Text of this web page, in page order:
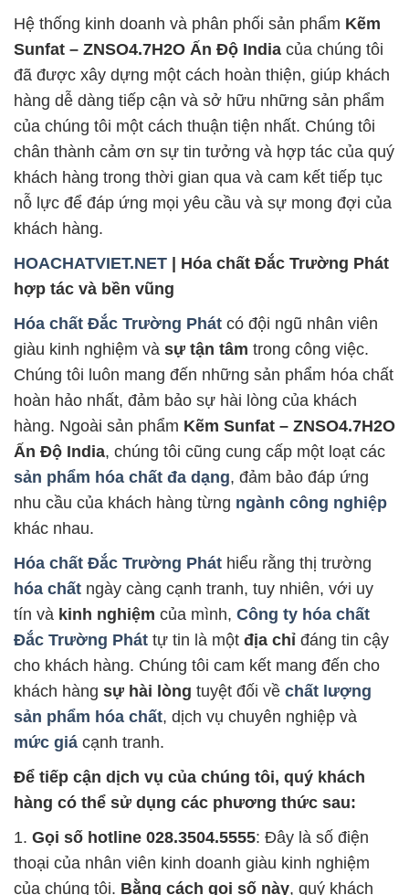
Hệ thống kinh doanh và phân phối sản phẩm Kẽm
Sunfat – ZNSO4.7H2O Ấn Độ India của chúng tôi
đã được xây dựng một cách hoàn thiện, giúp khách
hàng dễ dàng tiếp cận và sở hữu những sản phẩm
của chúng tôi một cách thuận tiện nhất. Chúng tôi
chân thành cảm ơn sự tin tưởng và hợp tác của quý
khách hàng trong thời gian qua và cam kết tiếp tục
nỗ lực để đáp ứng mọi yêu cầu và sự mong đợi của
khách hàng.
HOACHATVIET.NET | Hóa chất Đắc Trường Phát
hợp tác và bền vũng
Hóa chất Đắc Trường Phát có đội ngũ nhân viên
giàu kinh nghiệm và sự tận tâm trong công việc.
Chúng tôi luôn mang đến những sản phẩm hóa chất
hoàn hảo nhất, đảm bảo sự hài lòng của khách
hàng. Ngoài sản phẩm Kẽm Sunfat – ZNSO4.7H2O
Ấn Độ India, chúng tôi cũng cung cấp một loạt các
sản phẩm hóa chất đa dạng, đảm bảo đáp ứng
nhu cầu của khách hàng từng ngành công nghiệp
khác nhau.
Hóa chất Đắc Trường Phát hiểu rằng thị trường
hóa chất ngày càng cạnh tranh, tuy nhiên, với uy
tín và kinh nghiệm của mình, Công ty hóa chất
Đắc Trường Phát tự tin là một địa chỉ đáng tin cậy
cho khách hàng. Chúng tôi cam kết mang đến cho
khách hàng sự hài lòng tuyệt đối về chất lượng
sản phẩm hóa chất, dịch vụ chuyên nghiệp và
mức giá cạnh tranh.
Để tiếp cận dịch vụ của chúng tôi, quý khách
hàng có thể sử dụng các phương thức sau:
1. Gọi số hotline 028.3504.5555: Đây là số điện
thoại của nhân viên kinh doanh giàu kinh nghiệm
của chúng tôi. Bằng cách gọi số này, quý khách